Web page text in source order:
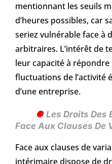
mentionnant les seuils
d’heures possibles, car
seriez vulnérable face à
arbitraires. L’intérêt de
leur capacité à
fluctuations de l’activité
d’une entreprise.
Les Droits Des
Face Aux Clauses De
Face aux clauses de
intérimaire dispose de